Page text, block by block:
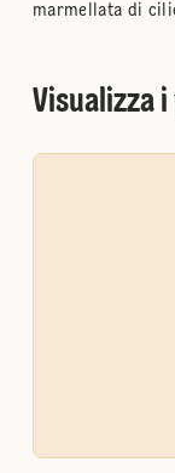
marmellata di
Visualizza